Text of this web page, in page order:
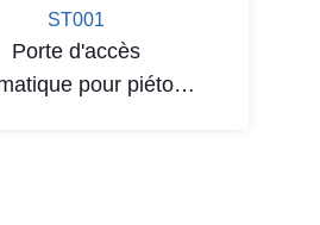
ST001
Porte d'accès
pour piétons